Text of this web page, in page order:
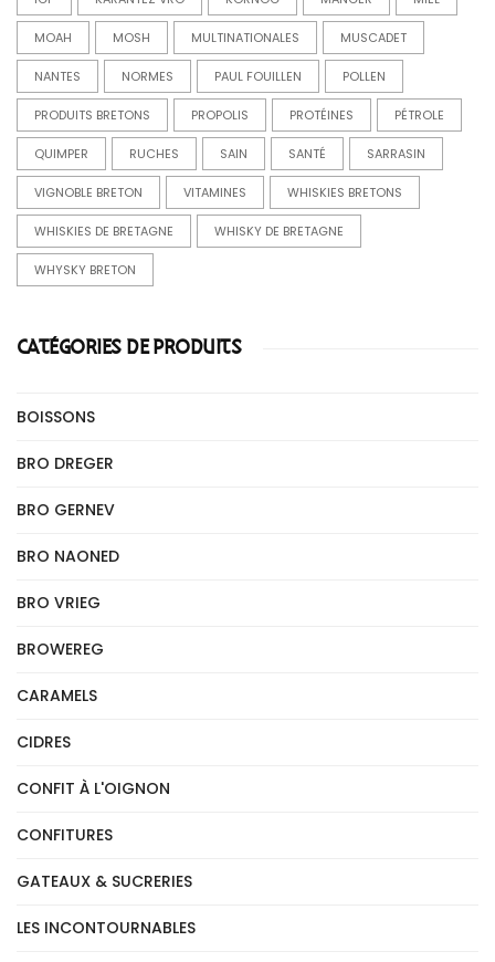
MOAH MOSH MULTINATIONALES MUSCADET
NANTES NORMES PAUL FOUILLEN POLLEN
PRODUITS BRETONS PROPOLIS PROTÉINES PÉTROLE
QUIMPER RUCHES SAIN SANTÉ SARRASIN
VIGNOBLE BRETON VITAMINES WHISKIES BRETONS
WHISKIES DE BRETAGNE WHISKY DE BRETAGNE
WHYSKY BRETON
CATÉGORIES DE PRODUITS
BOISSONS
BRO DREGER
BRO GERNEV
BRO NAONED
BRO VRIEG
BROWEREG
CARAMELS
CIDRES
CONFIT À L'OIGNON
CONFITURES
GATEAUX & SUCRERIES
LES INCONTOURNABLES